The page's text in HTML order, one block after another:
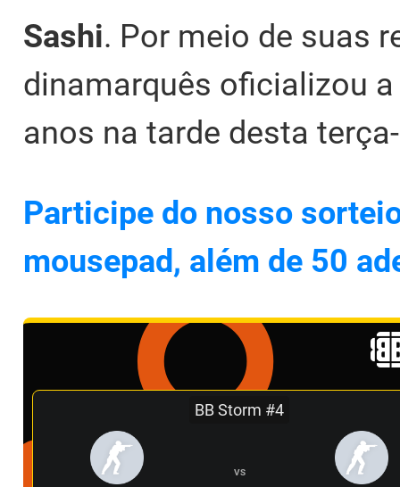
Sashi. Por meio de suas
dinamarquês oficializou
anos na tarde desta
Participe do nosso
mousepad, além de 50
BB Storm #4
VS